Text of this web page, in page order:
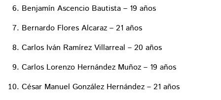
Benjamín Ascencio Bautista – 19 años
Bernardo Flores Alcaraz – 21 años
Carlos Iván Ramírez Villarreal – 20 años
Carlos Lorenzo Hernández Muñoz – 19 años
César Manuel González Hernández – 21 años